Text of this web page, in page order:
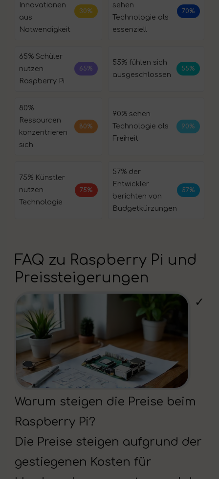
Innovationen
aus
Notwendigkeit
30%
sehen
Technologie als
essenziell
70%
65% Schüler
nutzen
Raspberry Pi
65%
55% fühlen sich
ausgeschlossen
55%
80%
Ressourcen
konzentrieren
sich
80%
90% sehen
Technologie als
Freiheit
90%
75% Künstler
nutzen
Technologie
75%
57% der
Entwickler
berichten von
Budgetkürzungen
57%
FAQ zu Raspberry Pi und
Preissteigerungen
✓
Warum steigen die Preise beim
Raspberry Pi?
Die Preise steigen aufgrund der
gestiegenen Kosten für